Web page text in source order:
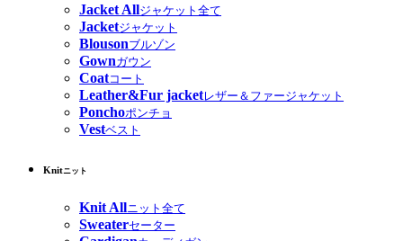
Jacket Allジャケット全て
Jacketジャケット
Blousonブルゾン
Gownガウン
Coatコート
Leather&Fur jacketレザー＆ファージャケット
Ponchoポンチョ
Vestベスト
Knitニット
Knit Allニット全て
Sweaterセーター